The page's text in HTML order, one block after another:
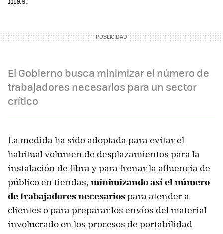
El Gobierno busca minimizar el número de
trabajadores necesarios para un sector
crítico
La medida ha sido adoptada para evitar el
habitual volumen de desplazamientos para la
instalación de fibra y para frenar la afluencia de
público en tiendas, minimizando así el número
de trabajadores necesariospara atender a
clientes o para preparar los envíos del material
involucrado en los procesos de portabilidad